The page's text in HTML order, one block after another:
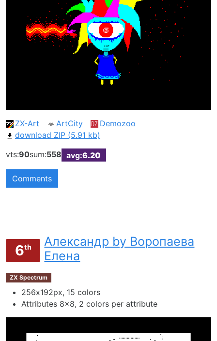
ZX-Art ArtCity
Demozoo
download ZIP (5.91 kb)
vts:90sum:558 avg:6.20
Comments
6th
Александр by Воропаева
Елена
ZX Spectrum
256х192px, 15 colors
Attributes 8x8, 2 colors per attribute